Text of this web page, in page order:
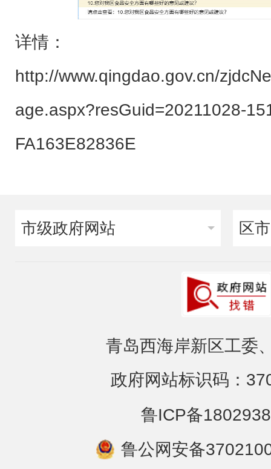
详情：
http://www.qingdao.gov.cn/
age.aspx?resGuid=20211028-
FA163E82836E
市级政府网站 区
青岛西海岸新区工委
政府网站标识码：
鲁ICP备
鲁公网安备